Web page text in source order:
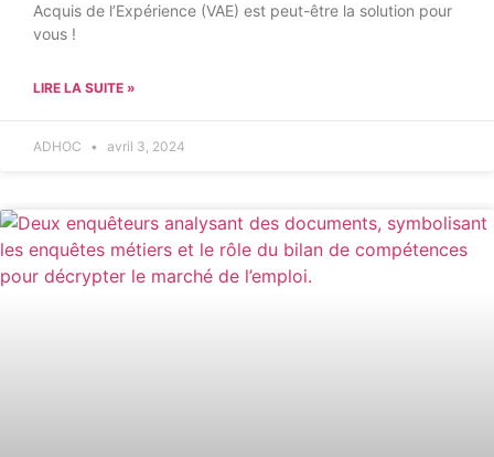
Acquis de l’Expérience (VAE) est peut-être la solution pour
vous !
LIRE LA SUITE »
ADHOC avril 3, 2024